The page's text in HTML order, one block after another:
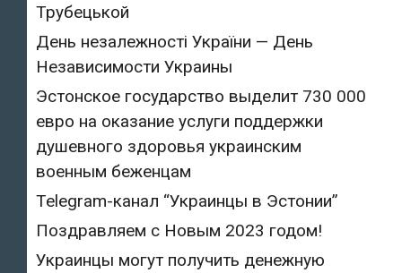
Трубецькой
День незалежності України — День
Независимости Украины
Эстонское государство выделит 730 000
евро на оказание услуги поддержки
душевного здоровья украинским
военным беженцам
Telegram-канал “Украинцы в Эстонии”
Поздравляем с Новым 2023 годом!
Украинцы могут получить денежную